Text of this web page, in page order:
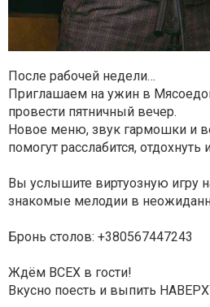
После рабочей недели…
Приглашаем на ужин в
провести пятничный вечер.
Новое меню, звук гармошки и
помогут расслабится, отдохнуть
Вы услышите виртуозную игру
знакомые мелодии в
Бронь столов: +380567447243
Ждём ВСЕХ в гости!
Вкусно поесть и выпить